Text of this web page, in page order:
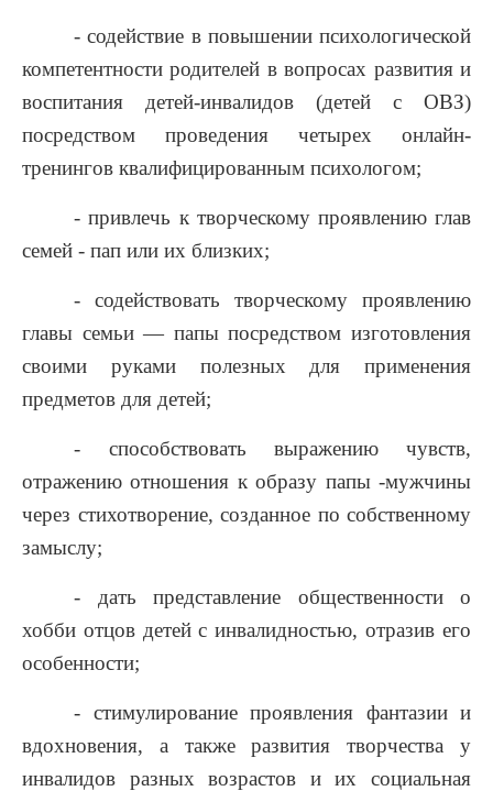
- содействие в повышении психологической
компетентности родителей в вопросах развития и
воспитания детей-инвалидов (детей с ОВЗ)
посредством проведения четырех онлайн-
тренингов квалифицированным психологом;
- привлечь к творческому проявлению глав
семей - пап или их близких;
- содействовать творческому проявлению
главы семьи — папы посредством изготовления
своими руками полезных для применения
предметов для детей;
- способствовать выражению чувств,
отражению отношения к образу папы -мужчины
через стихотворение, созданное по собственному
замыслу;
- дать представление общественности о
хобби отцов детей с инвалидностью, отразив его
особенности;
- стимулирование проявления фантазии и
вдохновения, а также развития творчества у
инвалидов разных возрастов и их социальная